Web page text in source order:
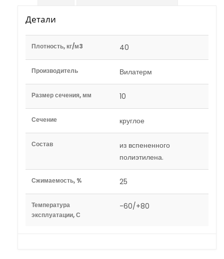
Детали
Плотность, кг/м3 40
Производитель Вилатерм
Размер сечения, мм 10
Сечение круглое
Состав
из вспененного
полиэтилена.
Сжимаемость, % 25
Температура
эксплуатации, С
-60/+80